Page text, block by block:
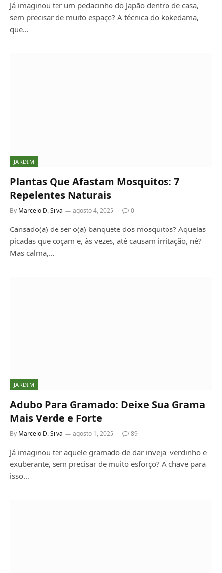
Já imaginou ter um pedacinho do Japão dentro de casa,
sem precisar de muito espaço? A técnica do kokedama,
que…
JARDIM
Plantas Que Afastam Mosquitos: 7
Repelentes Naturais
By Marcelo D. Silva agosto 4, 2025 0
Cansado(a) de ser o(a) banquete dos mosquitos? Aquelas
picadas que coçam e, às vezes, até causam irritação, né?
Mas calma,…
JARDIM
Adubo Para Gramado: Deixe Sua Grama
Mais Verde e Forte
By Marcelo D. Silva agosto 1, 2025 89
Já imaginou ter aquele gramado de dar inveja, verdinho e
exuberante, sem precisar de muito esforço? A chave para
isso…